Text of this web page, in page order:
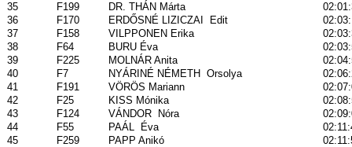
35
F199 DR. THÁN Márta
36
F170 ERDŐSNÉ LIZICZAI Edit
37
F158 VILPPONEN Erika
38
F64 BURU Éva
39
F225 MOLNÁR Anita
40
F7 NYÁRINÉ NÉMETH Orsolya
41
F191 VÖRÖS Mariann
42
F25 KISS Mónika
43
F124 VÁNDOR Nóra
44
F55 PAÁL Éva
45
F259 PAPP Anikó